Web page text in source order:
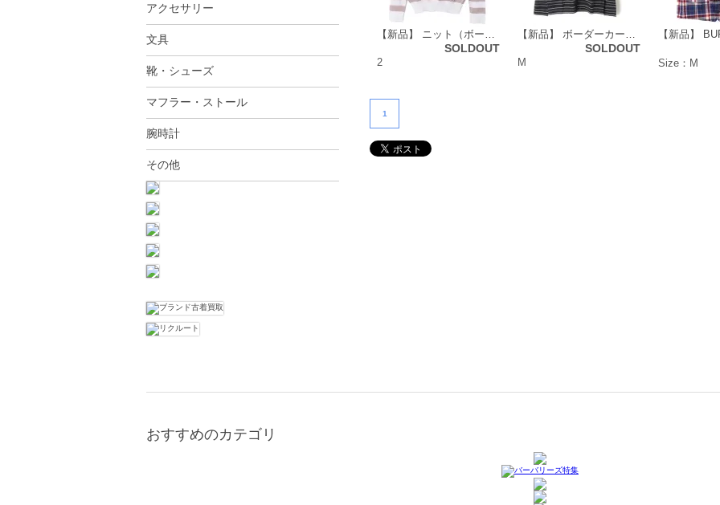
【新品】 ニット（ボーダー） 2 バーバリーロンドン 49828 BURBERRY LONDON ホワイト系×ベージュ系 メンズ
SOLDOUT
2
【新品】 ボーダーカーディガン M バーバリーロンドン 48711 BURBERRY LONDON ネイビー系 メンズ
SOLDOUT
M Size：M
1
アクセサリー
文具
靴・シューズ
マフラー・ストール
腕時計
その他
おすすめのカテゴリ